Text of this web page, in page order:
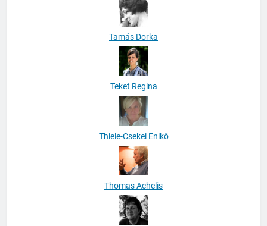
Tamás Dorka
Teket Regina
Thiele-Csekei Enikő
Thomas Achelis